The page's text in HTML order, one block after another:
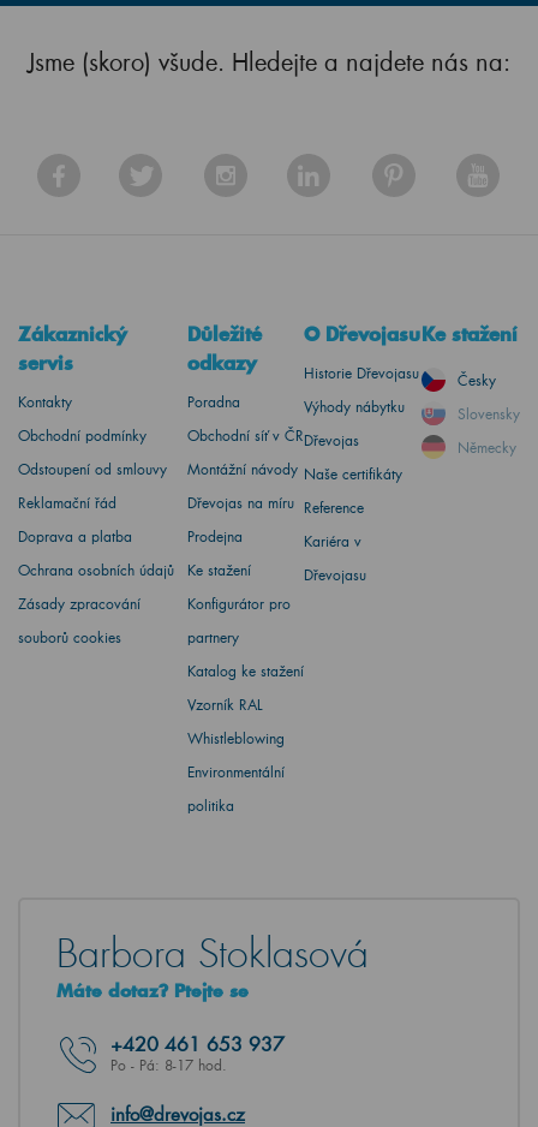
Jsme (skoro) všude. Hledejte a najdete nás na:
Zákaznický
servis
Kontakty
Obchodní podmínky
Odstoupení od smlouvy
Reklamační řád
Doprava a platba
Ochrana osobních údajů
Zásady zpracování
souborů cookies
Důležité
odkazy
Poradna
Obchodní síť v ČR
Montážní návody
Dřevojas na míru
Prodejna
Ke stažení
Konfigurátor pro
partnery
Katalog ke stažení
Vzorník RAL
Whistleblowing
Environmentální
politika
O Dřevojasu
Historie Dřevojasu
Výhody nábytku
Dřevojas
Naše certifikáty
Reference
Kariéra v
Dřevojasu
Ke stažení
Česky
Slovensky
Německy
Barbora Stoklasová
Máte dotaz? Ptejte se
+420 461 653 937
Po - Pá: 8-17 hod.
info@drevojas.cz